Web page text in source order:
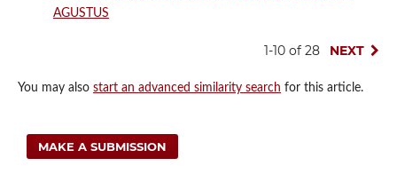
AGUSTUS
1-10 of 28 NEXT
You may also start an advanced similarity search for this article.
MAKE A SUBMISSION